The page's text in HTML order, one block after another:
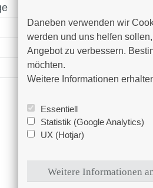
dazu bei,
in jedem
über die
Wir
Durch die
Daneben verwenden wir
werden und uns helfen
Angebot zu verbessern.
möchten.
Weitere Informationen
Essentiell
Statistik (Google Analytics)
UX (Hotjar)
Weitere Informationen